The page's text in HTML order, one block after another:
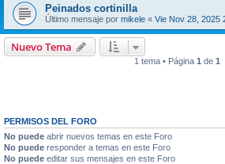
Peinados cortinilla
Último mensaje por mikele « Vie Nov 28, 2025
Nuevo Tema
1 tema • Página 1 de 1
PERMISOS DEL FORO
No puede abrir nuevos temas en este Foro
No puede responder a temas en este Foro
No puede editar sus mensajes en este Foro